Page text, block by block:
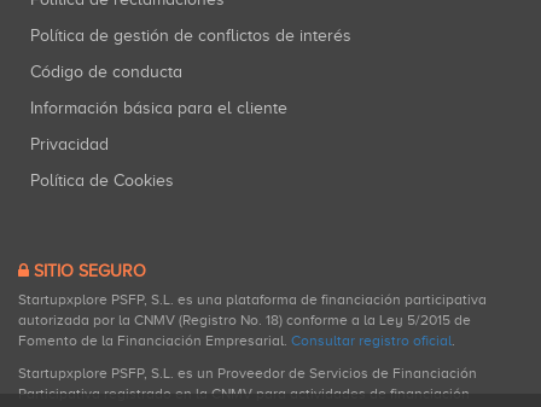
Política de gestión de conflictos de interés
Código de conducta
Información básica para el cliente
Privacidad
Política de Cookies
SITIO SEGURO
Startupxplore PSFP, S.L. es una plataforma de financiación participativa
autorizada por la CNMV (Registro No. 18) conforme a la Ley 5/2015 de
Fomento de la Financiación Empresarial. Consultar registro oficial.
Startupxplore PSFP, S.L. es un Proveedor de Servicios de Financiación
Participativa registrado en la CNMV para actividades de financiación